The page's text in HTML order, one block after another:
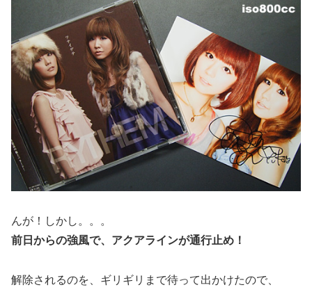
んが！しかし。。。
前日からの強風で、アクアラインが通行止め！
解除されるのを、ギリギリまで待って出かけたので、